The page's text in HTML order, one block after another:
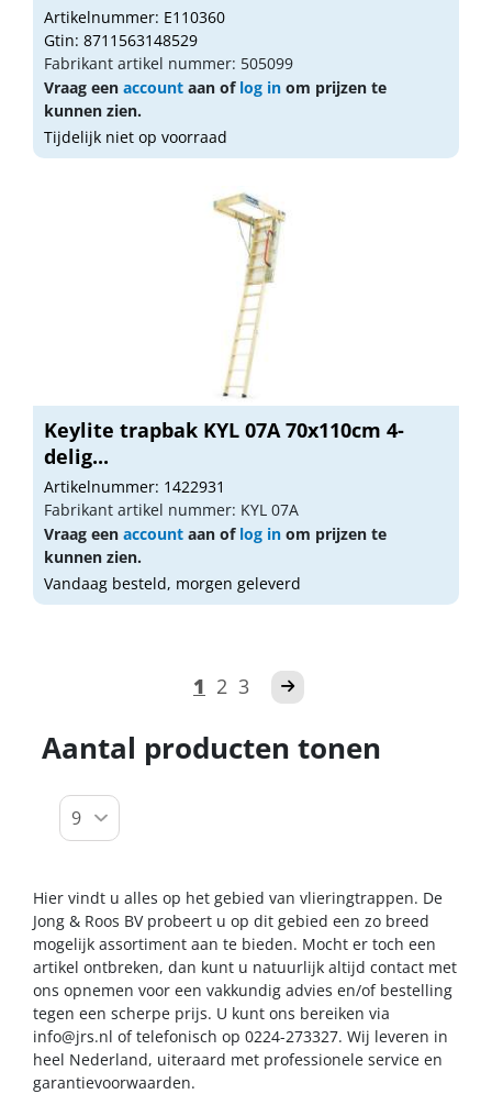
Artikelnummer: E110360
Gtin: 8711563148529
Fabrikant artikel nummer: 505099
Vraag een account aan of log in om prijzen te
kunnen zien.
Tijdelijk niet op voorraad
Keylite trapbak KYL 07A 70x110cm 4-
delig...
Artikelnummer: 1422931
Fabrikant artikel nummer: KYL 07A
Vraag een account aan of log in om prijzen te
kunnen zien.
Vandaag besteld, morgen geleverd
1 2 3
Aantal producten tonen
Hier vindt u alles op het gebied van vlieringtrappen. De
Jong & Roos BV probeert u op dit gebied een zo breed
mogelijk assortiment aan te bieden. Mocht er toch een
artikel ontbreken, dan kunt u natuurlijk altijd contact met
ons opnemen voor een vakkundig advies en/of bestelling
tegen een scherpe prijs. U kunt ons bereiken via
info@jrs.nl of telefonisch op 0224-273327. Wij leveren in
heel Nederland, uiteraard met professionele service en
garantievoorwaarden.